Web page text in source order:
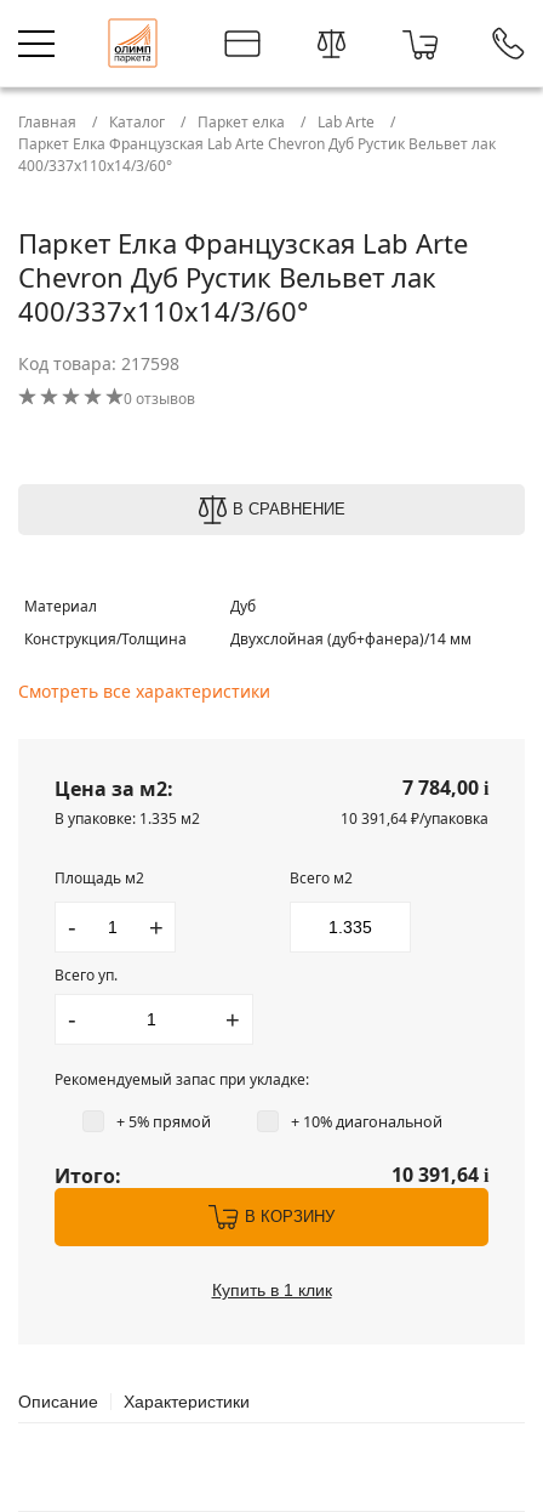
Главная Каталог Паркет елка
Lab Arte
Паркет Елка Французская Lab Arte Chevron Дуб Рустик Вельвет лак
400/337х110х14/3/60°
Паркет Елка Французская Lab Arte
Chevron Дуб Рустик Вельвет лак
400/337х110х14/3/60°
Код товара: 217598
0 отзывов
В СРАВНЕНИЕ
Материал
Дуб
Конструкция/Толщина
Двухслойная (дуб+фанера)/14 мм
Смотреть все характеристики
Цена за м2: 7 784,00 i
В упаковке: 1.335 м2
10 391,64 ₽/упаковка
Площадь м2
- +
Всего м2
Всего уп.
- +
Рекомендуемый запас при укладке:
+ 5% прямой + 10% диагональной
Итого: 10 391,64 i
В КОРЗИНУ
Купить в 1 клик
Описание Характеристики